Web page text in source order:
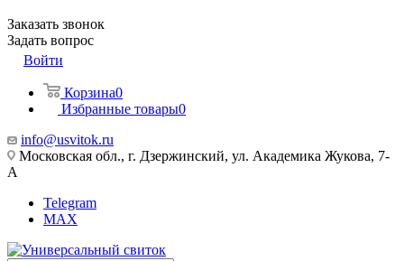
Заказать звонок
Задать вопрос
Войти
Корзина0
Избранные товары0
info@usvitok.ru
Московская обл., г. Дзержинский, ул. Академика Жукова, 7-
А
Telegram
MAX